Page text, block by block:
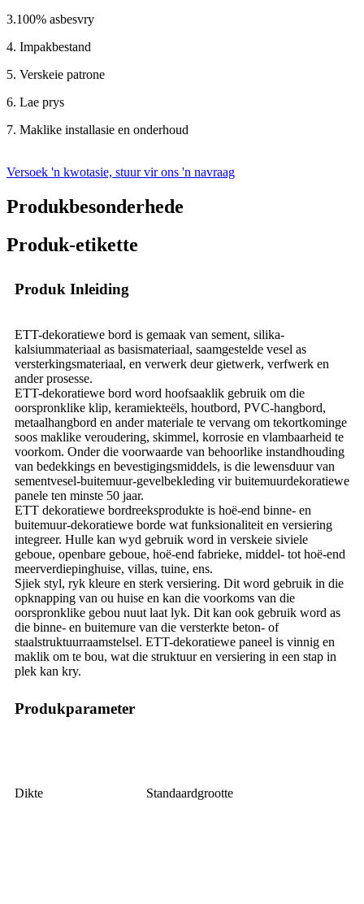
3.100% asbesvry
4. Impakbestand
5. Verskeie patrone
6. Lae prys
7. Maklike installasie en onderhoud
Versoek 'n kwotasie, stuur vir ons 'n navraag
Produkbesonderhede
Produk-etikette
Produk Inleiding
ETT-dekoratiewe bord is gemaak van sement, silika-
kalsiummateriaal as basismateriaal, saamgestelde vesel as
versterkingsmateriaal, en verwerk deur gietwerk, verfwerk en
ander prosesse.
ETT-dekoratiewe bord word hoofsaaklik gebruik om die
oorspronklike klip, keramiekteëls, houtbord, PVC-hangbord,
metaalhangbord en ander materiale te vervang om tekortkominge
soos maklike veroudering, skimmel, korrosie en vlambaarheid te
voorkom. Onder die voorwaarde van behoorlike instandhouding
van bedekkings en bevestigingsmiddels, is die lewensduur van
sementvesel-buitemuur-gevelbekleding vir buitemuurdekoratiewe
panele ten minste 50 jaar.
ETT dekoratiewe bordreeksprodukte is hoë-end binne- en
buitemuur-dekoratiewe borde wat funksionaliteit en versiering
integreer. Hulle kan wyd gebruik word in verskeie siviele
geboue, openbare geboue, hoë-end fabrieke, middel- tot hoë-end
meerverdiepinghuise, villas, tuine, ens.
Sjiek styl, ryk kleure en sterk versiering. Dit word gebruik in die
opknapping van ou huise en kan die voorkoms van die
oorspronklike gebou nuut laat lyk. Dit kan ook gebruik word as
die binne- en buitemure van die versterkte beton- of
staalstruktuurraamstelsel. ETT-dekoratiewe paneel is vinnig en
maklik om te bou, wat die struktuur en versiering in een stap in
plek kan kry.
Produkparameter
Dikte Standaardgrootte